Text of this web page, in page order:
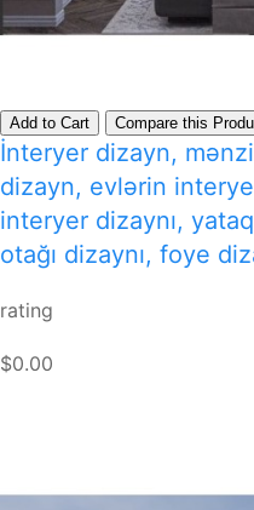
Add to Cart Compare this
İnteryer dizayn,
dizayn, evlərin
interyer dizaynı,
otağı dizaynı, foye
rating
$0.00